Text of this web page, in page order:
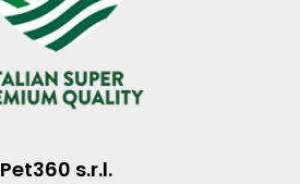
Pet360 s.r.l.